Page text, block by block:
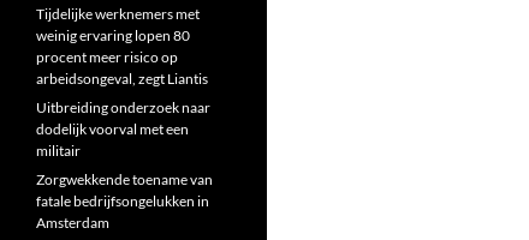
Tijdelijke werknemers met
weinig ervaring lopen 80
procent meer risico op
arbeidsongeval, zegt Liantis
Uitbreiding onderzoek naar
dodelijk voorval met een
militair
Zorgwekkende toename van
fatale bedrijfsongelukken in
Amsterdam